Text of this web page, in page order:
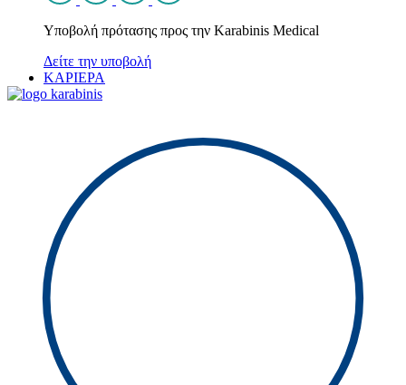
Υποβολή πρότασης προς την Karabinis Medical
Δείτε την υποβολή
ΚΑΡΙΕΡΑ